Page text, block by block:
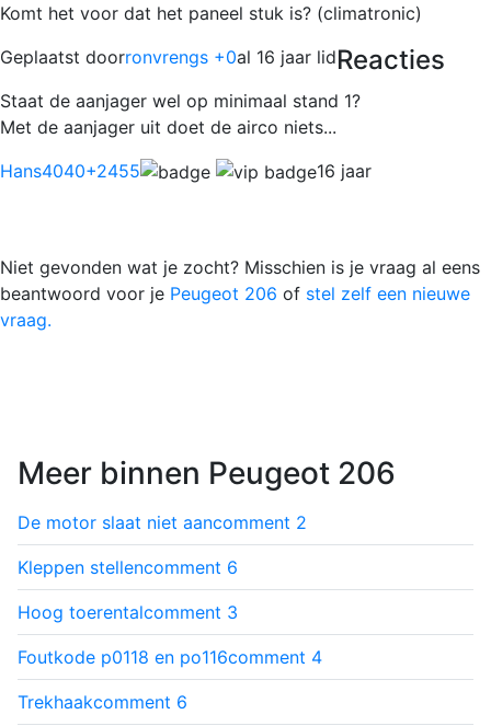
Komt het voor dat het paneel stuk is? (climatronic)
Geplaatst doorronvrengs +0al 16 jaar lidReacties
Staat de aanjager wel op minimaal stand 1?
Met de aanjager uit doet de airco niets...
Hans4040+2455 16 jaar
Niet gevonden wat je zocht? Misschien is je vraag al eens
beantwoord voor je Peugeot 206 of stel zelf een nieuwe
vraag.
Meer binnen Peugeot 206
De motor slaat niet aancomment 2
Kleppen stellencomment 6
Hoog toerentalcomment 3
Foutkode p0118 en po116comment 4
Trekhaakcomment 6